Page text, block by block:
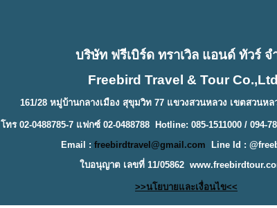
บริษัท ฟรีเบิร์ด ทราเวิล แอนด์ ทัวร์ จ
Freebird Travel & Tour
161/28 หมู่บ้านกลางเมือง สุขุมวิท 77 แขวงสวนหลวง เขตสวนหล
โทร 02-0488785-7 แฟกซ์ 02-0488788 Hotline: 085-1511000 / 094-
Email : freebirdtravel@gmail.com
Line Id :
ใบอนุญาต เลขที่ 11/05862
>>นโยบายและเงื่อนไข<<